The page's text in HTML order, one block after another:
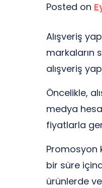
Posted on
Alışveriş
markaların
alışveriş
Öncelikle,
medya
fiyatlarla
Promosyon
bir süre
ürünlerde